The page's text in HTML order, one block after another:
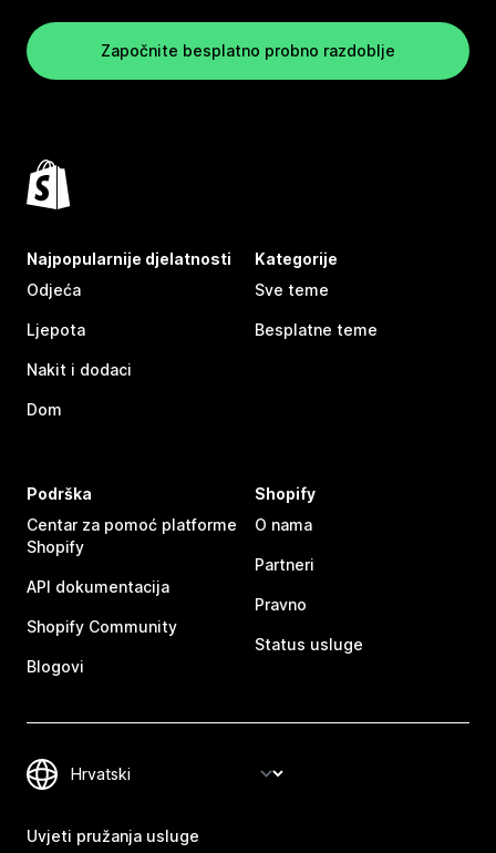
Započnite besplatno probno razdoblje
Najpopularnije djelatnosti
Odjeća
Ljepota
Nakit i dodaci
Dom
Kategorije
Sve teme
Besplatne teme
Podrška
Centar za pomoć platforme
Shopify
API dokumentacija
Shopify Community
Blogovi
Shopify
O nama
Partneri
Pravno
Status usluge
Uvjeti pružanja usluge